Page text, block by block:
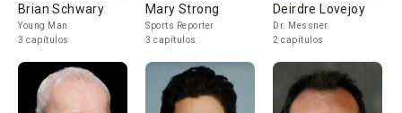
Brian Schwary
Young Man
3 capítulos
Mary Strong
Sports Reporter
3 capítulos
Deirdre Lovejoy
Dr. Messner
2 capítulos